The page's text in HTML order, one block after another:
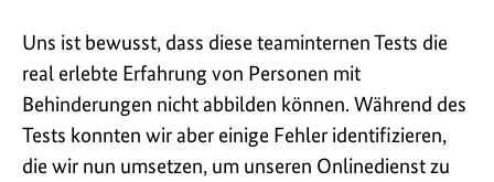
Uns ist bewusst, dass diese teaminternen Tests die
real erlebte Erfahrung von Personen mit
Behinderungen nicht abbilden können. Während des
Tests konnten wir aber einige Fehler identifizieren,
die wir nun umsetzen, um unseren Onlinedienst zu